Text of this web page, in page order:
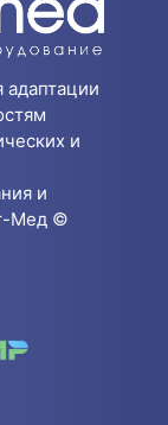
и
и
Мед ©